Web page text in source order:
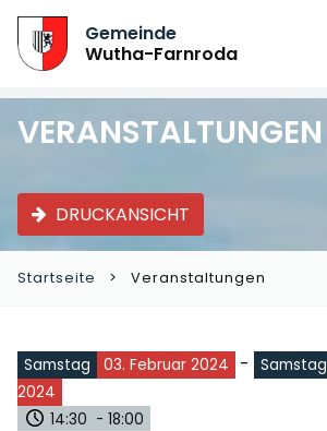
Gemeinde
Wutha-Farnroda
VERANSTALTUNGEN
DRUCKANSICHT
Startseite Veranstaltungen
Samstag 03. Februar 2024 - Samstag
2024
14:30 - 18:00